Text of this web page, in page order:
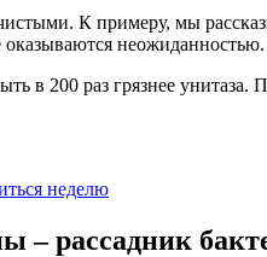
К примеру, мы
оказываются неожиданностью.
в 200 раз грязнее унитаза.
неделю
– рассадник